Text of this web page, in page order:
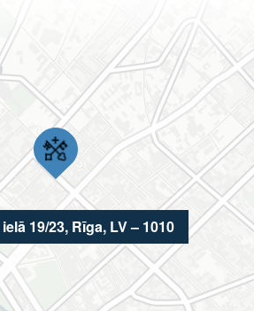
19/23, Rīga, LV – 1010